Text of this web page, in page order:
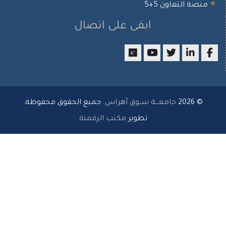
منصة التعاون 5+5
ابقى على اتصال
جامعـــة ســوق أهراس. جميع الحقوق محفوظة.
تطويرمكتب الرقمنة